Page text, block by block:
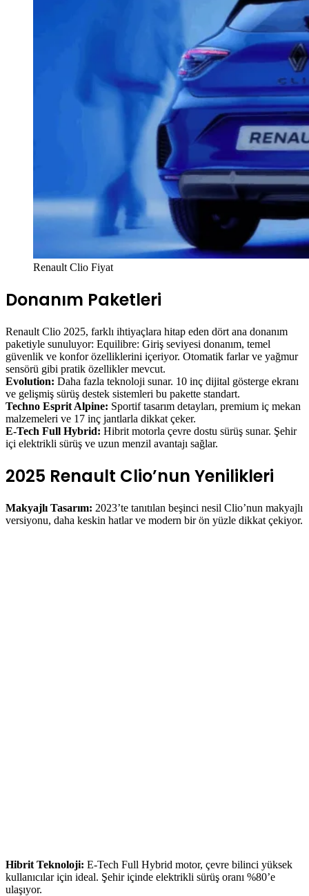
Renault Clio Fiyat
Donanım Paketleri
Renault Clio 2025, farklı ihtiyaçlara hitap eden dört ana donanım
paketiyle sunuluyor: Equilibre: Giriş seviyesi donanım, temel
güvenlik ve konfor özelliklerini içeriyor. Otomatik farlar ve yağmur
sensörü gibi pratik özellikler mevcut.
Evolution: Daha fazla teknoloji sunar. 10 inç dijital gösterge ekranı
ve gelişmiş sürüş destek sistemleri bu pakette standart.
Techno Esprit Alpine: Sportif tasarım detayları, premium iç mekan
malzemeleri ve 17 inç jantlarla dikkat çeker.
E-Tech Full Hybrid: Hibrit motorla çevre dostu sürüş sunar. Şehir
içi elektrikli sürüş ve uzun menzil avantajı sağlar.
2025 Renault Clio’nun Yenilikleri
Makyajlı Tasarım: 2023’te tanıtılan beşinci nesil Clio’nun makyajlı
versiyonu, daha keskin hatlar ve modern bir ön yüzle dikkat çekiyor.
Hibrit Teknoloji: E-Tech Full Hybrid motor, çevre bilinci yüksek
kullanıcılar için ideal. Şehir içinde elektrikli sürüş oranı %80’e
ulaşıyor.